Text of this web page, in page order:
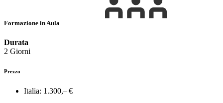
Formazione in Aula
Durata
2 Giorni
Prezzo
Italia: 1.300,– €